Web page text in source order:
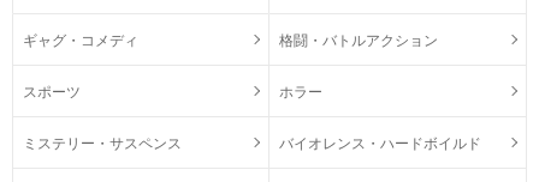
ギャグ・コメディ 格闘・バトルアクション
スポーツ ホラー
ミステリー・サスペンス バイオレンス・ハードボイルド